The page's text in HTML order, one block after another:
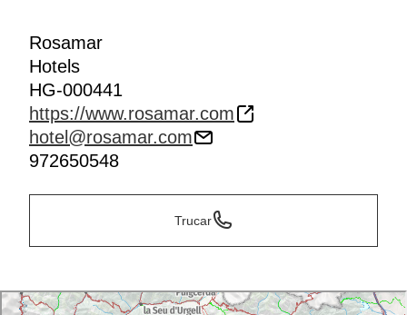
Rosamar
Hotels
HG-000441
https://www.rosamar.com
hotel@rosamar.com
972650548
Trucar